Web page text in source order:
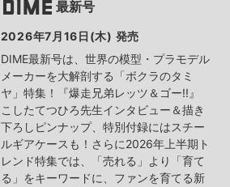
最新号
2026年7月16日(木) 発売
DIME最新号は、世界の模型・プラモデル
メーカーを大解剖する「ボクラのタミ
ヤ」特集！『爆走兄弟レッツ＆ゴー!!』
こしたてつひろ先生インタビュー＆描き
下ろしピンナップ、特別付録にはスチー
ルギアケースも！さらに2026年上半期ト
レンド特集では、「売れる」より「育て
る」をキーワードに、ファンを育てる新